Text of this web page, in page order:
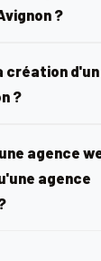
?
création
?
agence
agence